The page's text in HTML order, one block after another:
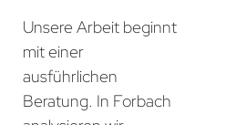
Unsere Arbeit beginnt
mit einer
ausführlichen
Beratung. In Forbach